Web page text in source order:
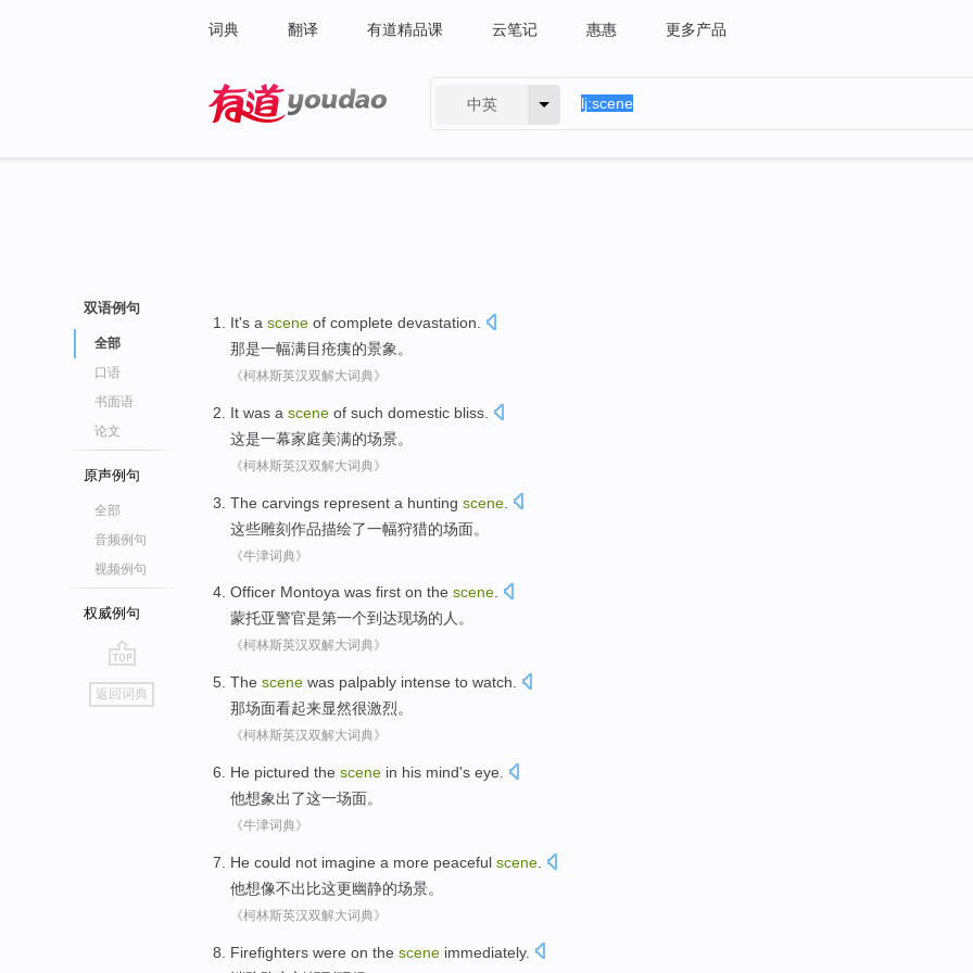
词典 翻译 有道精品课 云笔记 惠惠 更多产品
中英
双语例句
全部
口语
书面语
论文
原声例句
全部
音频例句
视频例句
权威例句
go
top
返回词典
It's a scene of complete devastation
那是一幅满目疮痍的景象 。
《柯林斯英汉双解大词典》
It was a scene of such domestic bliss
这是一幕家庭美满的场景。
《柯林斯英汉双解大词典》
The carvings represent a hunting scene
这些雕刻作品描绘了一幅狩猎的场面。
《牛津词典》
Officer Montoya was first on the scene.
蒙托亚警官是第一个到达现场的人。
《柯林斯英汉双解大词典》
The scene was palpably intense to watch.
那场面看起来显然很激烈。
《柯林斯英汉双解大词典》
He pictured the scene in his mind's eye.
他想象出了这一场面。
《牛津词典》
He could not imagine a more peaceful scene
他想像不出 比这更幽静的场景。
《柯林斯英汉双解大词典》
Firefighters were on the scene immediately.